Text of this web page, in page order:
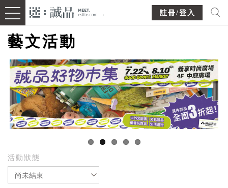
註冊/登入
藝文活動
活動狀態
尚未結束